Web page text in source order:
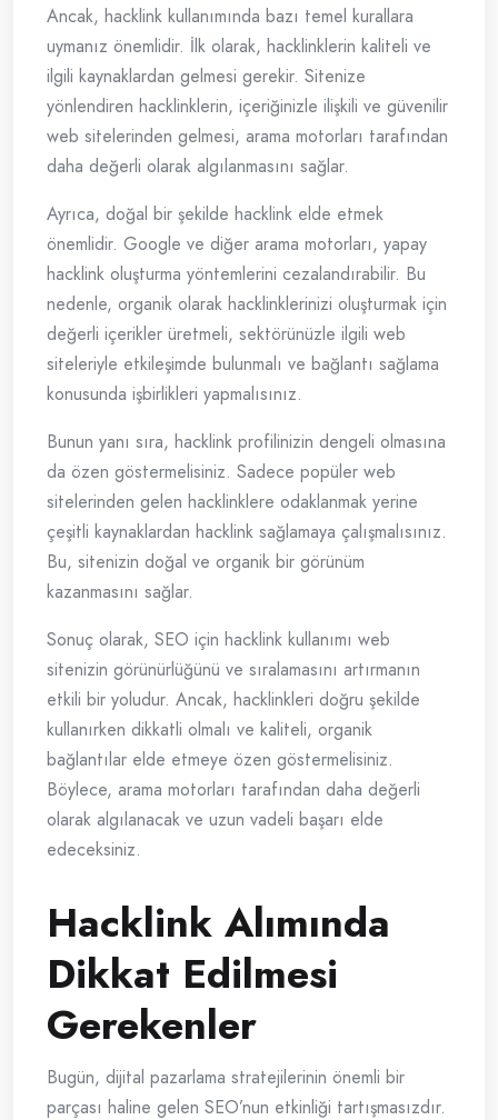
Ancak, hacklink kullanımında bazı temel kurallara
uymanız önemlidir. İlk olarak, hacklinklerin kaliteli ve
ilgili kaynaklardan gelmesi gerekir. Sitenize
yönlendiren hacklinklerin, içeriğinizle ilişkili ve güvenilir
web sitelerinden gelmesi, arama motorları tarafından
daha değerli olarak algılanmasını sağlar.
Ayrıca, doğal bir şekilde hacklink elde etmek
önemlidir. Google ve diğer arama motorları, yapay
hacklink oluşturma yöntemlerini cezalandırabilir. Bu
nedenle, organik olarak hacklinklerinizi oluşturmak için
değerli içerikler üretmeli, sektörünüzle ilgili web
siteleriyle etkileşimde bulunmalı ve bağlantı sağlama
konusunda işbirlikleri yapmalısınız.
Bunun yanı sıra, hacklink profilinizin dengeli olmasına
da özen göstermelisiniz. Sadece popüler web
sitelerinden gelen hacklinklere odaklanmak yerine
çeşitli kaynaklardan hacklink sağlamaya çalışmalısınız.
Bu, sitenizin doğal ve organik bir görünüm
kazanmasını sağlar.
Sonuç olarak, SEO için hacklink kullanımı web
sitenizin görünürlüğünü ve sıralamasını artırmanın
etkili bir yoludur. Ancak, hacklinkleri doğru şekilde
kullanırken dikkatli olmalı ve kaliteli, organik
bağlantılar elde etmeye özen göstermelisiniz.
Böylece, arama motorları tarafından daha değerli
olarak algılanacak ve uzun vadeli başarı elde
edeceksiniz.
Hacklink Alımında
Dikkat Edilmesi
Gerekenler
Bugün, dijital pazarlama stratejilerinin önemli bir
parçası haline gelen SEO’nun etkinliği tartışmasızdır.